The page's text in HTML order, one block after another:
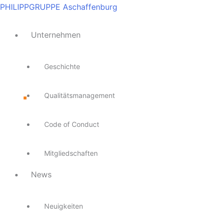
Zum
springen
PHILIPPGRUPPE Aschaffenburg
Main
Unternehmen
Geschichte
Qualitätsmanagement
Code of Conduct
Mitgliedschaften
News
Neuigkeiten
Main
Main
Main
Main